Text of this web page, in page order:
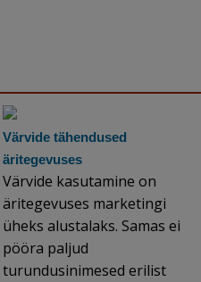
Värvide tähendused
äritegevuses
Värvide kasutamine on
äritegevuses marketingi
üheks alustalaks. Samas ei
pööra paljud
turundusinimesed erilist